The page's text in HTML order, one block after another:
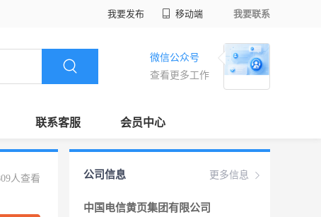
我要发布 移动端 我要联系
微信公众号
查看更多工作
联系客服 会员中心
人查看 更多信息
公司信息
中国电信黄页集团有限公司